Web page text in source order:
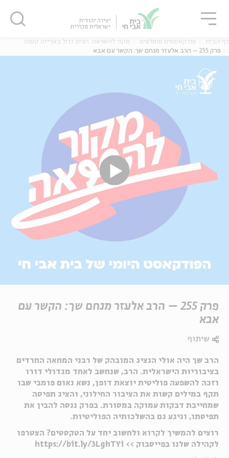
אנגלית
דף הבית פודקאסטים מומלצים
מקור להשראה: רעיון גדול באריזה קטנה
פרק 255 – הרב אלעזר מנחם שך: הקשר עם אבא
פרק 255 – הרב אלעזר מנחם שך: הקשר עם
אבא
הרב שך היה אולי הנציג המובהק של רבני המחאה החרדים
בציבוריות הישראלית. הרב, שנחשב לאחד מגדולי דורו
וזכה להשפעה פוליטית יוצאת דופן, נשא נאום פומבי שבו
תקף במילים קשות את הציבור החילוני, והציג תפיסה
שמחייבת דבקות עמוקה במסורת. בפרק ננסה להבין את
תפיסתו, וניגע גם בהשלכותיה הפוליטיות.
רוצים להמשיך לקרוא ולחשוב יחד על הטקסטים? הצטרפו
לקהילה שלנו בפייסבוק >> https://bit.ly/3LghTYi
שיתוף
סגור